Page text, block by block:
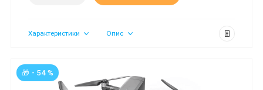
Характеристики Опис
🎁 - 54 %